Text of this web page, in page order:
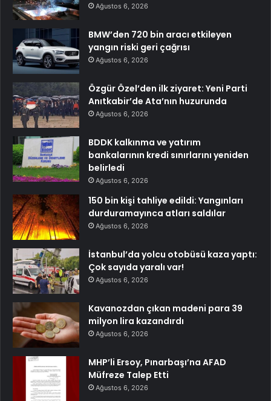
Ağustos 6, 2026
BMW’den 720 bin aracı etkileyen
yangın riski geri çağrısı
Ağustos 6, 2026
Özgür Özel’den ilk ziyaret: Yeni Parti
Anıtkabir’de Ata’nın huzurunda
Ağustos 6, 2026
BDDK kalkınma ve yatırım
bankalarının kredi sınırlarını yeniden
belirledi
Ağustos 6, 2026
150 bin kişi tahliye edildi: Yangınları
durduramayınca atları saldılar
Ağustos 6, 2026
İstanbul’da yolcu otobüsü kaza yaptı:
Çok sayıda yaralı var!
Ağustos 6, 2026
Kavanozdan çıkan madeni para 39
milyon lira kazandırdı
Ağustos 6, 2026
MHP’li Ersoy, Pınarbaşı’na AFAD
Müfreze Talep Etti
Ağustos 6, 2026